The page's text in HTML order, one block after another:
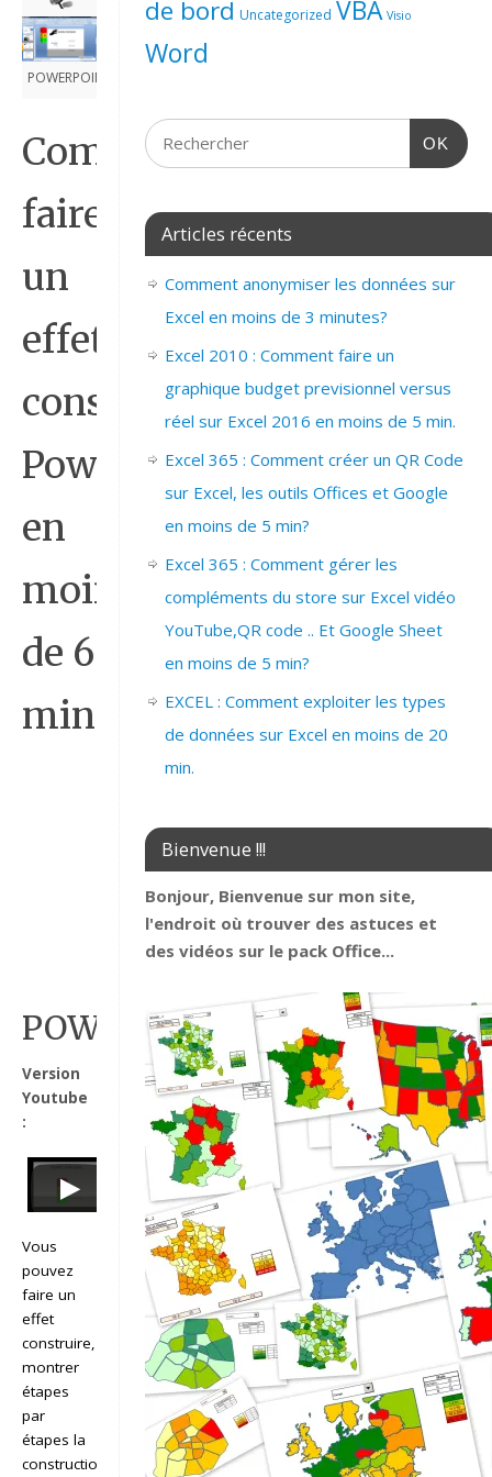
POWERPOINT_2007_EFFET_CONSTRUIRE
Comment
faire
un
effet
construire sur
Powerpoint
en
moins
de 6
min.
Version
Youtube
:
Vous
pouvez
faire un
effet
construire, pour
montrer
étapes
par
étapes la
construction
de bord Uncategorized VBA Visio
Word
OK
Articles récents
Comment anonymiser les données sur
Excel en moins de 3 minutes?
Excel 2010 : Comment faire un
graphique budget previsionnel versus
réel sur Excel 2016 en moins de 5 min.
Excel 365 : Comment créer un QR Code
sur Excel, les outils Offices et Google
en moins de 5 min?
Excel 365 : Comment gérer les
compléments du store sur Excel vidéo
YouTube,QR code .. Et Google Sheet
en moins de 5 min?
EXCEL : Comment exploiter les types
de données sur Excel en moins de 20
min.
Bienvenue !!!
Bonjour, Bienvenue sur mon site,
l'endroit où trouver des astuces et
des vidéos sur le pack Office...